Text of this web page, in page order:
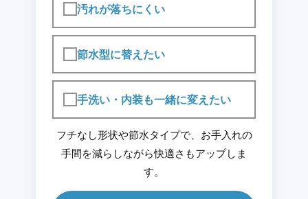
汚れが落ちにくい
節水型に替えたい
手洗い・内装も一緒に変えたい
フチなし形状や節水タイプで、お手入れの
手間を減らしながら快適さもアップしま
す。